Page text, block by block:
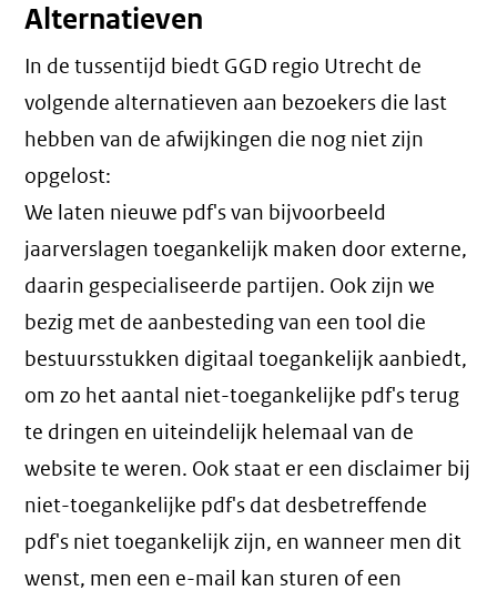
Alternatieven
In de tussentijd biedt GGD regio Utrecht de
volgende alternatieven aan bezoekers die last
hebben van de afwijkingen die nog niet zijn
opgelost:
We laten nieuwe pdf's van bijvoorbeeld
jaarverslagen toegankelijk maken door externe,
daarin gespecialiseerde partijen. Ook zijn we
bezig met de aanbesteding van een tool die
bestuursstukken digitaal toegankelijk aanbiedt,
om zo het aantal niet-toegankelijke pdf's terug
te dringen en uiteindelijk helemaal van de
website te weren. Ook staat er een disclaimer bij
niet-toegankelijke pdf's dat desbetreffende
pdf's niet toegankelijk zijn, en wanneer men dit
wenst, men een e-mail kan sturen of een